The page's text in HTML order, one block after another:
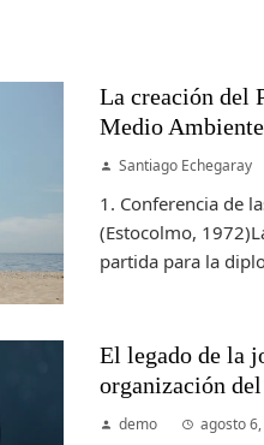
La creación del
Medio
Santiago Echegaray
1. Conferencia de
(Estocolmo,
partida para la
El legado de la
organización
demo agosto